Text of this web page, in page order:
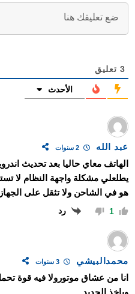
3 تعليق
الأحدث
عبد الله
يطلعلي مشكلة واجهة النظام لا
هو في الشاحن ولا تثقل على
1 رد
محمدالبيشي
انا من عشاق موتورولا فيه قوة